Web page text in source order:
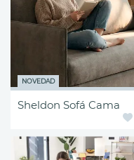
NOVEDAD
Sheldon Sofá Cama